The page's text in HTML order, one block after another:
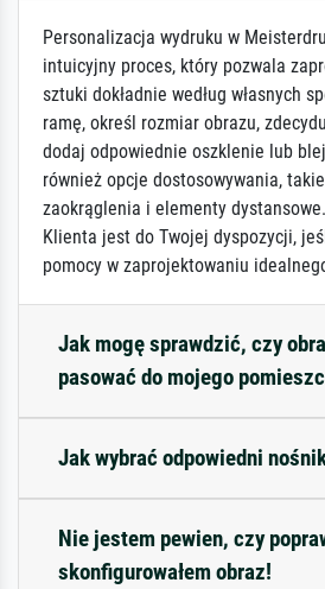
Personalizacja wydruku w
intuicyjny proces, który pozwala
sztuki dokładnie według własnych
ramę, określ rozmiar obrazu,
dodaj odpowiednie oszklenie lub
również opcje dostosowywania,
zaokrąglenia i elementy dystansowe.
Klienta jest do Twojej dyspozycji,
pomocy w zaprojektowaniu
Jak mogę sprawdzić, czy
pasować do mojego
Jak wybrać odpowiedni
Nie jestem pewien, czy
skonfigurowałem obraz!